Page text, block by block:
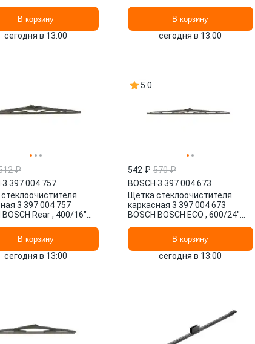
В корзину
сегодня в 13:00
В корзину
сегодня в 13:00
₽
·3 397 004 757
3 397 004 757
BOSCH Rear , 400/16"
В корзину
сегодня в 13:00
5.0
542 ₽ 570 ₽
BOSCH·3 397 004 673
Щетка стеклоочистителя
каркасная 3 397 004 673
BOSCH BOSCH ECO , 600/24"
В корзину
сегодня в 13:00